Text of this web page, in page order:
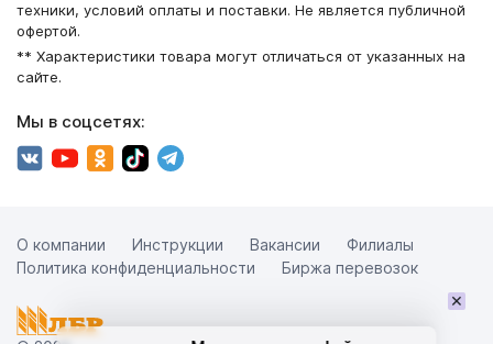
техники, условий оплаты и поставки. Не является публичной
офертой.
** Характеристики товара могут отличаться от указанных на
сайте.
Мы в соцсетях:
О компании Инструкции Вакансии
Филиалы
Политика конфиденциальности
Биржа перевозок
×